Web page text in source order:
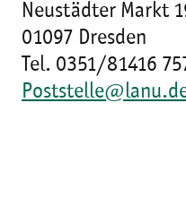
Neustädter Markt
01097 Dresden
Tel. 0351/81416